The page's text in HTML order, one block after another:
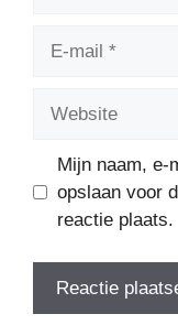
Mijn naam, e-
opslaan voor
reactie plaats.